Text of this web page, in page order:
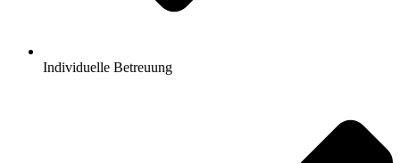
Individuelle Betreuung